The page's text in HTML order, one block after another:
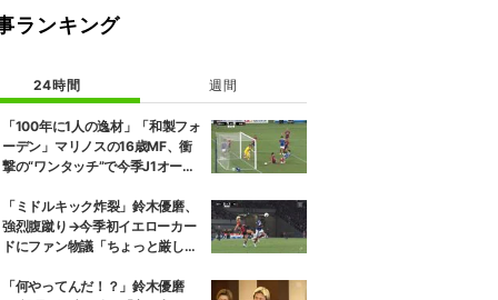
ランキング
24時間 週間
「100年に1人の逸材」「和製フォ
ーデン」マリノスの16歳MF、衝
撃の“ワンタッチ”で今季J1オープ
戦初ゴールに「歴史を作りよっ
た」
「ミドルキック炸裂」鈴木優磨、
強烈腹蹴り→今季初イエローカー
ドにファン物議「ちょっと厳しい
れる」
「何やってんだ！？」鈴木優磨